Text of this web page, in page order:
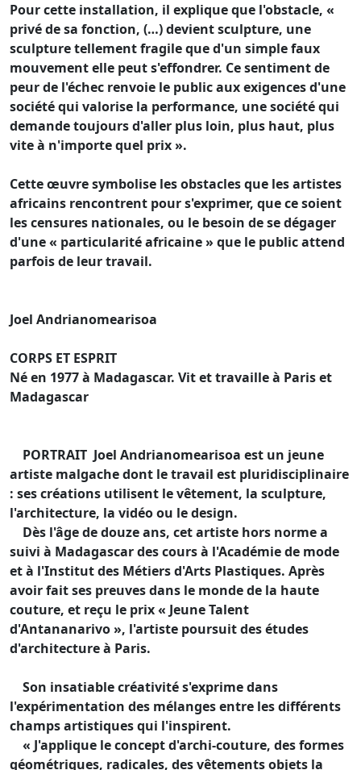
Pour cette installation, il explique que l'obstacle, «
privé de sa fonction, (…) devient sculpture, une
sculpture tellement fragile que d'un simple faux
mouvement elle peut s'effondrer. Ce sentiment de
peur de l'échec renvoie le public aux exigences d'une
société qui valorise la performance, une société qui
demande toujours d'aller plus loin, plus haut, plus
vite à n'importe quel prix ».
Cette œuvre symbolise les obstacles que les artistes
africains rencontrent pour s'exprimer, que ce soient
les censures nationales, ou le besoin de se dégager
d'une « particularité africaine » que le public attend
parfois de leur travail.
Joel Andrianomearisoa
CORPS ET ESPRIT
Né en 1977 à Madagascar. Vit et travaille à Paris et
Madagascar
PORTRAIT Joel Andrianomearisoa est un jeune
artiste malgache dont le travail est pluridisciplinaire
: ses créations utilisent le vêtement, la sculpture,
l'architecture, la vidéo ou le design.
Dès l'âge de douze ans, cet artiste hors norme a
suivi à Madagascar des cours à l'Académie de mode
et à l'Institut des Métiers d'Arts Plastiques. Après
avoir fait ses preuves dans le monde de la haute
couture, et reçu le prix « Jeune Talent
d'Antananarivo », l'artiste poursuit des études
d'architecture à Paris.
Son insatiable créativité s'exprime dans
l'expérimentation des mélanges entre les différents
champs artistiques qui l'inspirent.
« J'applique le concept d'archi-couture, des formes
géométriques, radicales, des vêtements objets la